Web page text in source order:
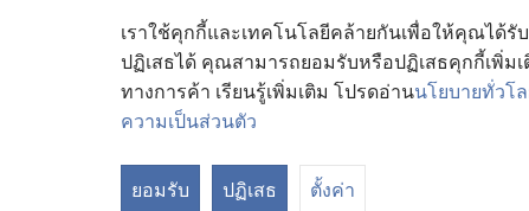
เราใช้คุกกี้และเทคโนโลยีคล้ายกันเพื่อให้คุณได้รั
ปฏิเสธได้ คุณสามารถยอมรับหรือปฏิเสธคุกกี้เพิ่
ทางการค้า เรียนรู้เพิ่มเติม โปรดอ่านนโยบายทั่วโ
ความเป็นส่วนตัว
ยอมรับ ปฏิเสธ ตั้งค่า
การ​อ่าน​คัมภี